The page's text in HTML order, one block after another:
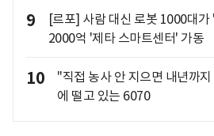
9
[르포] 사람 대신 로봇 1000대
2000억 '제타 스마트센터' 가동
10
"직접 농사 안 지으면 내년까
에 떨고 있는 6070